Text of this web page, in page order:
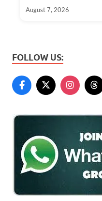
August 7, 2026
FOLLOW US: